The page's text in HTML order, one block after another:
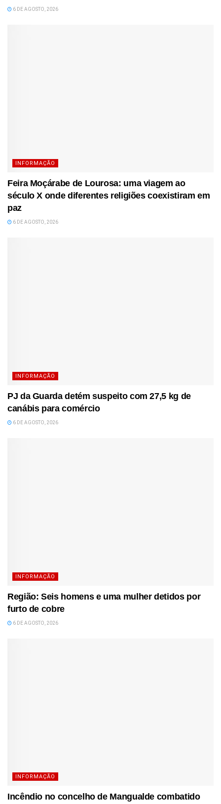
6 DE AGOSTO, 2026
INFORMAÇÃO
Feira Moçárabe de Lourosa: uma viagem ao
século X onde diferentes religiões coexistiram em
paz
6 DE AGOSTO, 2026
INFORMAÇÃO
PJ da Guarda detém suspeito com 27,5 kg de
canábis para comércio
6 DE AGOSTO, 2026
INFORMAÇÃO
Região: Seis homens e uma mulher detidos por
furto de cobre
6 DE AGOSTO, 2026
INFORMAÇÃO
Incêndio no concelho de Mangualde combatido